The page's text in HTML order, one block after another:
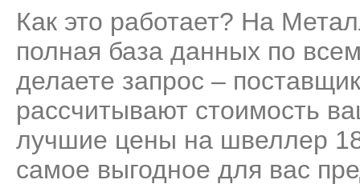
Как это работает? На
полная база данных по
делаете запрос –
рассчитывают стоимость
лучшие цены на швеллер
самое выгодное для вас